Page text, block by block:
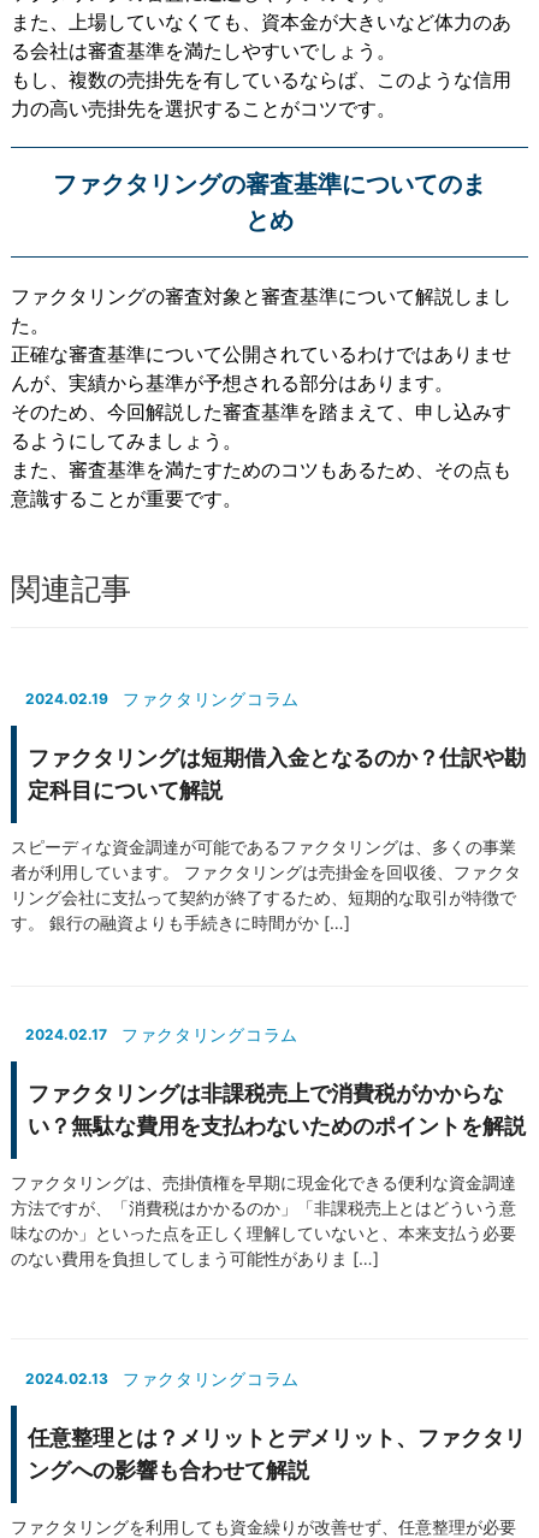
また、上場していなくても、資本金が大きいなど体力のあ
る会社は審査基準を満たしやすいでしょう。
もし、複数の売掛先を有しているならば、このような信用
力の高い売掛先を選択することがコツです。
ファクタリングの審査基準についてのま
とめ
ファクタリングの審査対象と審査基準について解説しまし
た。
正確な審査基準について公開されているわけではありませ
んが、実績から基準が予想される部分はあります。
そのため、今回解説した審査基準を踏まえて、申し込みす
るようにしてみましょう。
また、審査基準を満たすためのコツもあるため、その点も
意識することが重要です。
関連記事
2024.02.19 ファクタリングコラム
ファクタリングは短期借入金となるのか？仕訳や勘
定科目について解説
スピーディな資金調達が可能であるファクタリングは、多くの事業
者が利用しています。 ファクタリングは売掛金を回収後、ファクタ
リング会社に支払って契約が終了するため、短期的な取引が特徴で
す。 銀行の融資よりも手続きに時間がか […]
2024.02.17 ファクタリングコラム
ファクタリングは非課税売上で消費税がかからな
い？無駄な費用を支払わないためのポイントを解説
ファクタリングは、売掛債権を早期に現金化できる便利な資金調達
方法ですが、「消費税はかかるのか」「非課税売上とはどういう意
味なのか」といった点を正しく理解していないと、本来支払う必要
のない費用を負担してしまう可能性がありま […]
2024.02.13 ファクタリングコラム
任意整理とは？メリットとデメリット、ファクタリ
ングへの影響も合わせて解説
ファクタリングを利用しても資金繰りが改善せず、任意整理が必要